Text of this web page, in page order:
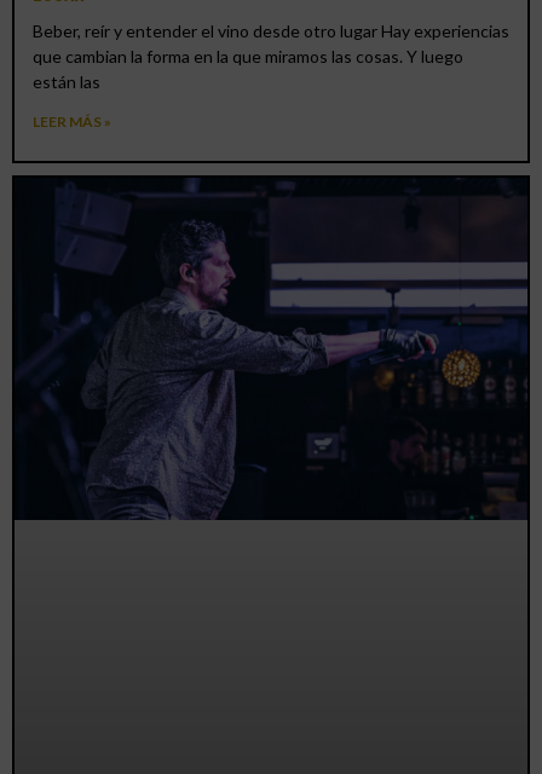
Beber, reír y entender el vino desde otro lugar Hay experiencias
que cambian la forma en la que miramos las cosas. Y luego
están las
LEER MÁS »